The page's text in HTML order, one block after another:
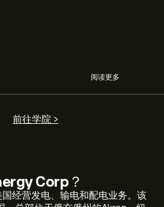
Corp ？
经营发电、输电和配电业务。该
阅读更多
前往学院 >